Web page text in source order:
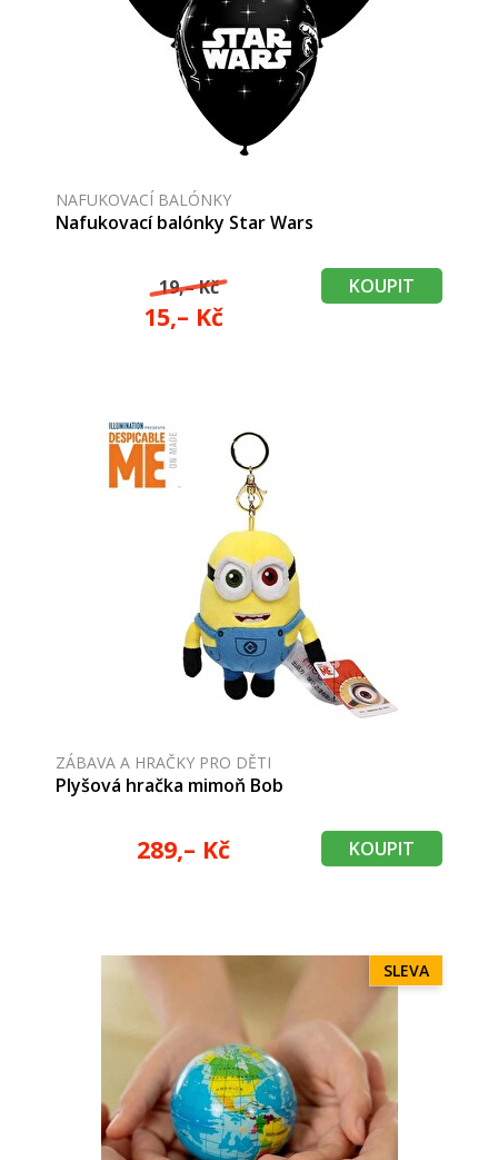
NAFUKOVACÍ BALÓNKY
Nafukovací balónky Star Wars
19,– Kč
15,– Kč
KOUPIT
ZÁBAVA A HRAČKY PRO DĚTI
Plyšová hračka mimoň Bob
289,– Kč KOUPIT
SLEVA